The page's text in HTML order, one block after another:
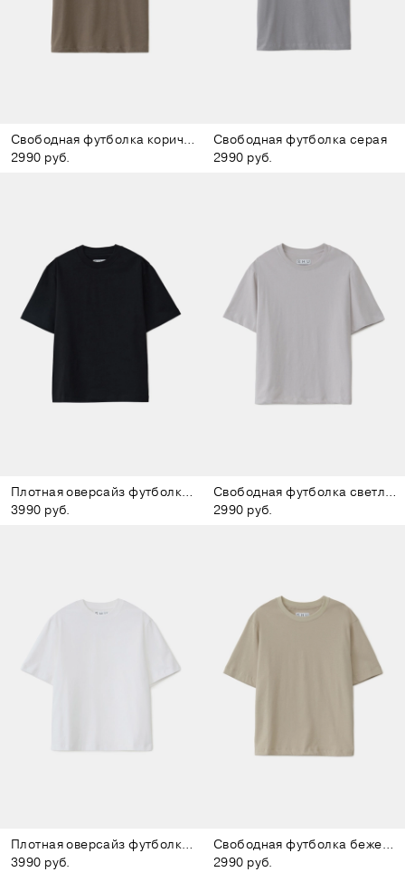
Свободная футболка коричневая
2990 руб.
Свободная футболка серая
2990 руб.
Плотная оверсайз футболка чёрная
3990 руб.
Свободная футболка светло-серая
2990 руб.
Плотная оверсайз футболка белая
3990 руб.
Свободная футболка бежевая
2990 руб.